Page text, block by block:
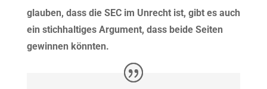
glauben, dass die SEC im Unrecht ist, gibt es auch
ein stichhaltiges Argument, dass beide Seiten
gewinnen könnten.